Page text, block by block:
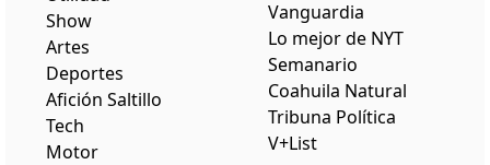
Show
Artes
Deportes
Afición Saltillo
Tech
Motor
Vanguardia
Lo mejor de NYT
Semanario
Coahuila Natural
Tribuna Política
V+List